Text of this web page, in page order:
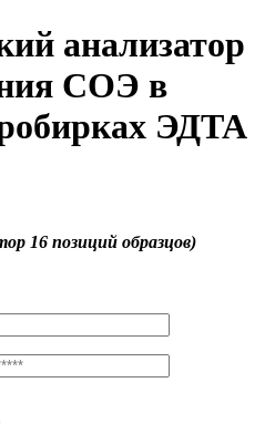
анализатор
СОЭ в
ЭДТА
16 позиций образцов)